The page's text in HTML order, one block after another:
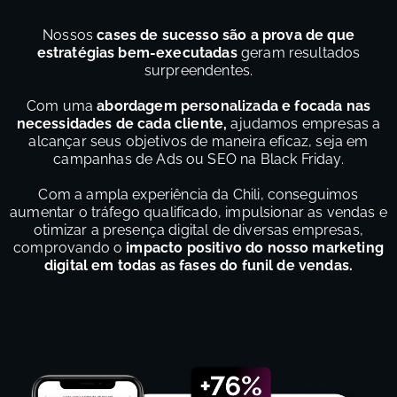
Nossoscases de sucesso são a prova de que
estratégias bem-executadasgeram resultados
surpreendentes.
Com umaabordagem personalizada e focada nas
necessidades de cada cliente, ajudamos empresas a
alcançar seus objetivos de maneira eficaz, seja em
campanhas de Ads ou SEO na Black Friday.
Com a ampla experiência da Chili, conseguimos
aumentar o tráfego qualificado, impulsionar as vendas e
otimizar a presença digital de diversas empresas,
comprovando o impacto positivo do nosso marketing
digital em todas as fases do funil de vendas.